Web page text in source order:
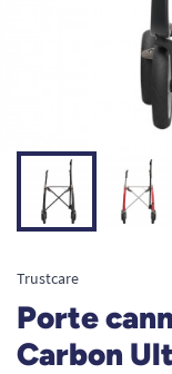
Trustcare
Porte
Carbon